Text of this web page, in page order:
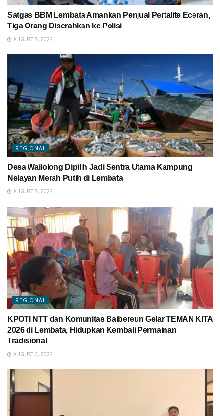
Satgas BBM Lembata Amankan Penjual Pertalite Eceran,
Tiga Orang Diserahkan ke Polisi
AUGUST 7, 2026
REGIONAL
Desa Wailolong Dipilih Jadi Sentra Utama Kampung
Nelayan Merah Putih di Lembata
AUGUST 7, 2026
REGIONAL
KPOTI NTT dan Komunitas Baibereun Gelar TEMAN KITA
2026 di Lembata, Hidupkan Kembali Permainan
Tradisional
AUGUST 6, 2026